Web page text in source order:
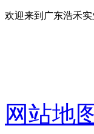
欢迎来到广东浩禾实
网站地